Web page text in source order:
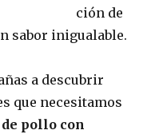
ción de
sabor inigualable.
a descubrir
que necesitamos
pollo con